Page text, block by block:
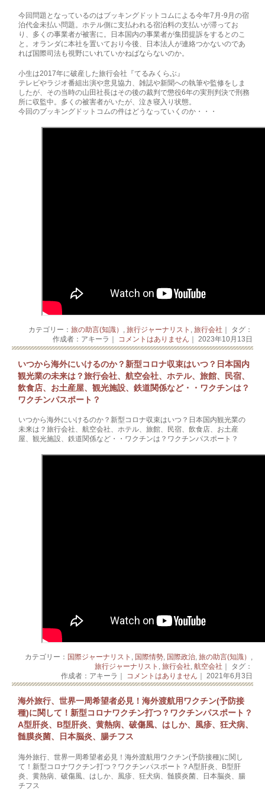
今回問題となっているのはブッキングドットコムによる今年7月‐9月の宿
泊代金未払い問題。ホテル側に支払われる宿泊料の支払いが滞ってお
り、多くの事業者が被害に。日本国内の事業者が集団提訴をするとのこ
と。オランダに本社を置いており今後、日本法人が連絡つかないのであ
れば国際司法も視野にいれていかねばならないのか。
小生は2017年に破産した旅行会社『てるみくらぶ』
テレビやラジオ番組出演や意見協力、雑誌や新聞への執筆や監修をしま
したが、その当時の山田社長はその後の裁判で懲役6年の実刑判決で刑務
所に収監中。多くの被害者がいたが、泣き寝入り状態。
今回のブッキングドットコムの件はどうなっていくのか・・・
カテゴリー： 旅の助言(知識） 旅行ジャーナリスト 旅行会社 ｜ タグ：
作成者：アキーラ｜
コメントはありません ｜ 2023年10月13日
いつから海外にいけるのか？新型コロナ収束はいつ？日本国内
観光業の未来は？旅行会社、航空会社、ホテル、旅館、民宿、
飲食店、お土産屋、観光施設、鉄道関係など・・ワクチンは？
ワクチンパスポート？
いつから海外にいけるのか？新型コロナ収束はいつ？日本国内観光業の
未来は？旅行会社、航空会社、ホテル、旅館、民宿、飲食店、お土産
屋、観光施設、鉄道関係など・・ワクチンは？ワクチンパスポート？
カテゴリー： 国際ジャーナリスト , 国際情勢, 国際政治, 旅の助言(知識） ,
旅行ジャーナリスト , 旅行会社, 航空会社 ｜ タグ：
作成者：アキーラ｜ コメントはありません ｜ 2021年6月3日
海外旅行、世界一周希望者必見！海外渡航用ワクチン(予防接
種)に関して！新型コロナワクチン打つ？ワクチンパスポート？
A型肝炎、B型肝炎、黄熱病、破傷風、はしか、風疹、狂犬病、
髄膜炎菌、日本脳炎、腸チフス
海外旅行、世界一周希望者必見！海外渡航用ワクチン(予防接種)に関し
て！新型コロナワクチン打つ？ワクチンパスポート？A型肝炎、B型肝
炎、黄熱病、破傷風、はしか、風疹、狂犬病、髄膜炎菌、日本脳炎、腸
チフス